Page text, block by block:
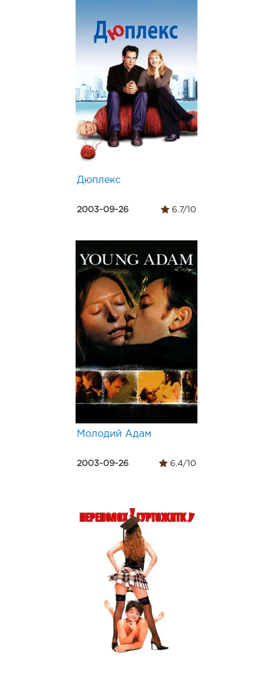
Дюплекс
2003-09-26 6.7/10
Молодий Адам
2003-09-26 6.4/10